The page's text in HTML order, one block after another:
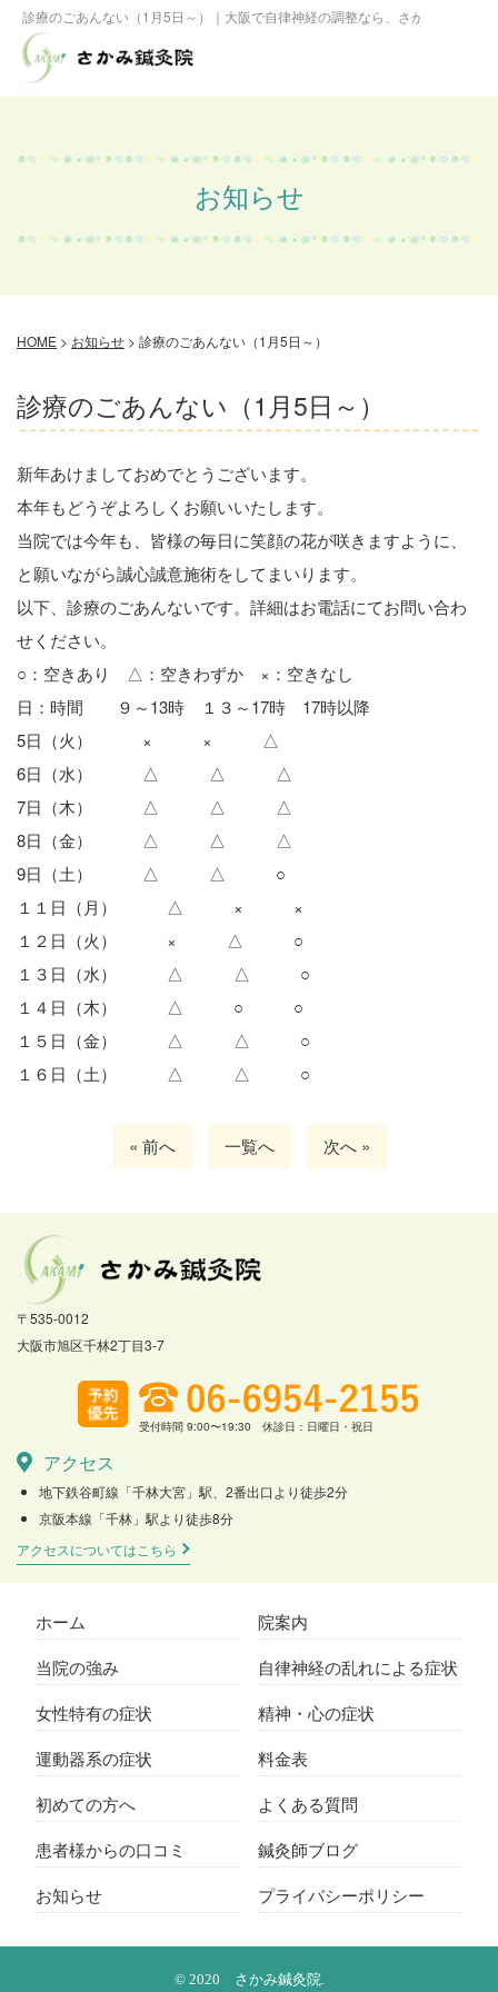
診療のごあんない（1月5日～）｜大阪で自律神経の調整なら、さかみ鍼灸院へ
お知らせ
HOME > お知らせ > 診療のごあんない（1月5日～）
診療のごあんない（1月5日～）
新年あけましておめでとうございます。
本年もどうぞよろしくお願いいたします。
当院では今年も、皆様の毎日に笑顔の花が咲きますように、
と願いながら誠心誠意施術をしてまいります。
以下、診療のごあんないです。詳細はお電話にてお問い合わ
せください。
○：空きあり △：空きわずか ×：空きなし
日：時間 ９～13時 １３～17時 17時以降
5日（火） × × △
6日（水） △ △ △
7日（木） △ △ △
8日（金） △ △ △
9日（土） △ △ ○
１１日（月） △ × ×
１２日（火） × △ ○
１３日（水） △ △ ○
１４日（木） △ ○ ○
１５日（金） △ △ ○
１６日（土） △ △ ○
« 前へ 一覧へ 次へ »
〒535-0012
大阪市旭区千林2丁目3-7
受付時間 9:00〜19:30 休診日：日曜日・祝日
アクセス
地下鉄谷町線「千林大宮」駅、2番出口より徒歩2分
京阪本線「千林」駅より徒歩8分
アクセスについてはこちら
ホーム
院案内
当院の強み
自律神経の乱れによる症状
女性特有の症状
精神・心の症状
運動器系の症状
料金表
初めての方へ
よくある質問
患者様からの口コミ
鍼灸師ブログ
お知らせ
プライバシーポリシー
© 2020 さかみ鍼灸院.